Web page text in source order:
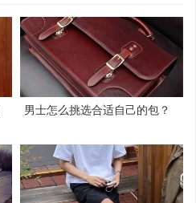
男士怎么挑选合适自己的包？